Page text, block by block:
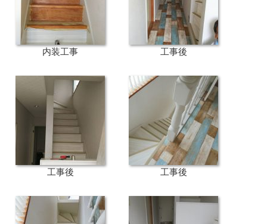
内装工事 工事後
工事後 工事後